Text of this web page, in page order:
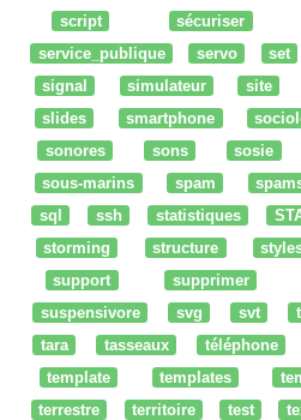
script
sécuriser
service_publique
servo set
signal
simulateur site
slides
smartphone
sonores
sons sosie
sous-marins
spam
sql
ssh statistiques
storming
structure
support
supprimer
suspensivore
svg svt
tara
tasseaux téléphone
template
templates
terrestre
territoire test